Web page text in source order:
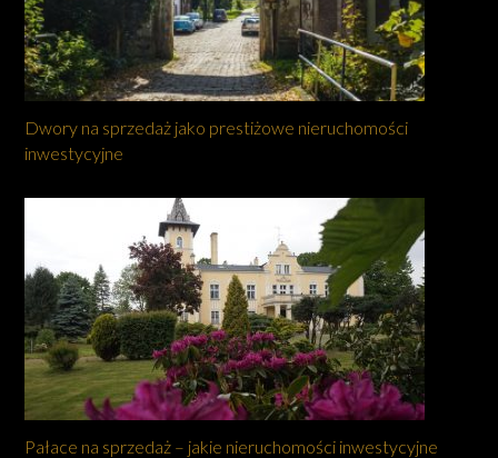
Dwory na sprzedaż jako prestiżowe nieruchomości
inwestycyjne
Pałace na sprzedaż – jakie nieruchomości inwestycyjne